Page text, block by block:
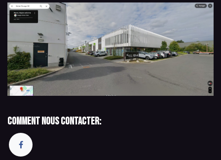
Comment nous contacter: